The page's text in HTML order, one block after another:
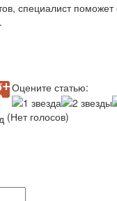
специалист поможет
Оцените статью:
(Нет голосов)